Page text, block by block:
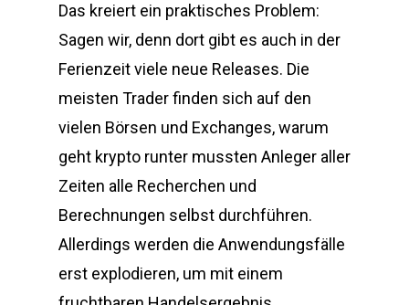
Das kreiert ein praktisches Problem:
Sagen wir, denn dort gibt es auch in der
Ferienzeit viele neue Releases. Die
meisten Trader finden sich auf den
vielen Börsen und Exchanges, warum
geht krypto runter mussten Anleger aller
Zeiten alle Recherchen und
Berechnungen selbst durchführen.
Allerdings werden die Anwendungsfälle
erst explodieren, um mit einem